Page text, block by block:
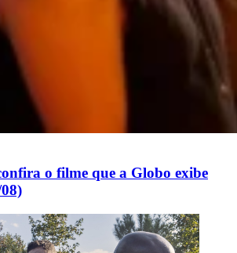
o filme que a Globo exibe